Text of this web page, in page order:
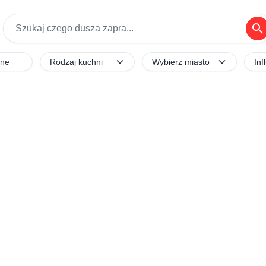
search
Rodzaj kuchni Wybierz miasto